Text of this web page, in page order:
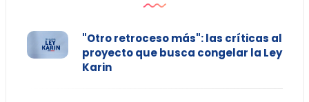
"Otro retroceso más": las críticas al
proyecto que busca congelar la Ley
Karin